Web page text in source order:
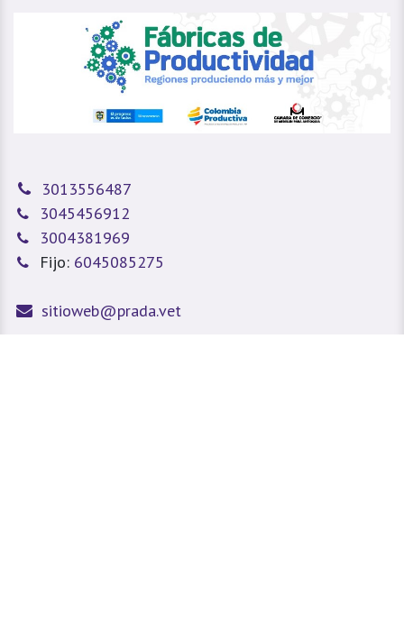
3013556487
3045456912
3004381969
Fijo: 6045085275
sitioweb@prada.vet